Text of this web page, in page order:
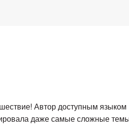
Автор доступным языком
даже самые сложные